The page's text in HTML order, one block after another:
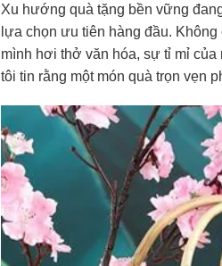
Xu hướng quà tặng bền vững
lựa chọn ưu tiên hàng đầu.
mình hơi thở văn hóa, sự tỉ mỉ của
tôi tin rằng một món quà trọn vẹn